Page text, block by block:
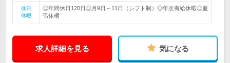
休日
休暇
◎年間休日120日◎月9日～11日（シフト制）◎年次有給休暇◎慶
弔休暇
求人詳細を見る 気になる